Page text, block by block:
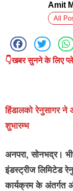
Amit
All
👇खबर सुनने के लिए
हिंडालको रेनुसागर ने
शुभारम्भ
अनपरा, सोनभद्र।
इंडस्ट्रीज लिमिटेड
कार्यक्रम के अंतर्गत